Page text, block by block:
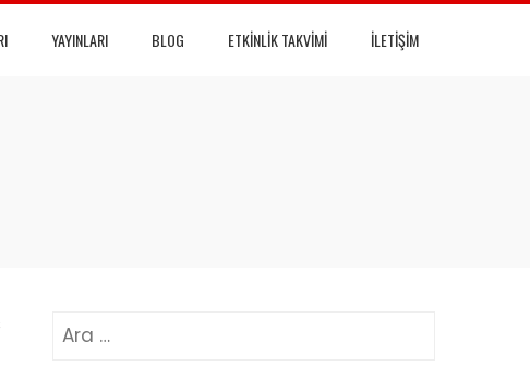
YAYINLARI BLOG ETKINLIK TAKVIMI İLETIŞIM
Arama: